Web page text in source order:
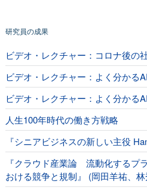
研究員の成果
ビデオ・レクチャー：コロナ後の
ビデオ・レクチャー：よく分かる
ビデオ・レクチャー：よく分かる
人生100年時代の働き方戦略
『シニアビジネスの新しい主役
『クラウド産業論 流動化するプ
おける競争と規制』 (岡田羊祐、